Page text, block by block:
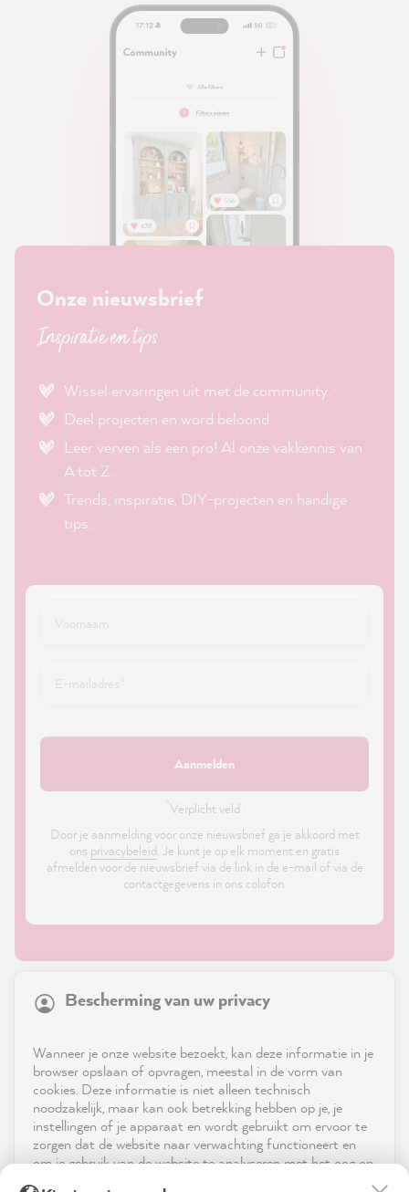
Onze nieuwsbrief
Inspiratie en tips
Wissel ervaringen uit met de community.
Deel projecten en word beloond.
Leer verven als een pro! Al onze vakkennis van
A tot Z.
Trends, inspiratie, DIY-projecten en handige
tips.
Aanmelden
Verplicht veld ·
Door je aanmelding voor onze nieuwsbrief ga je akkoord met
ons privacybeleid. Je kunt je op elk moment en gratis
afmelden voor de nieuwsbrief via de link in de e-mail of via de
contactgegevens in ons colofon.
Service
Neem contact op met
Bescherming van uw privacy
Wanneer je onze website bezoekt, kan deze informatie in je
browser opslaan of opvragen, meestal in de vorm van
cookies. Deze informatie is niet alleen technisch
noodzakelijk, maar kan ook betrekking hebben op je, je
instellingen of je apparaat en wordt gebruikt om ervoor te
zorgen dat de website naar verwachting functioneert en
om je gebruik van de website te analyseren met het oog op
21,847Reviews
reviews-io